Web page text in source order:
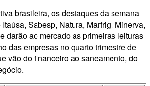
brasileira, os destaques da semana
Sabesp, Natura, Marfrig, Minerva,
darão ao mercado as primeiras leituras
das empresas no quarto trimestre de
vão do financeiro ao saneamento, do